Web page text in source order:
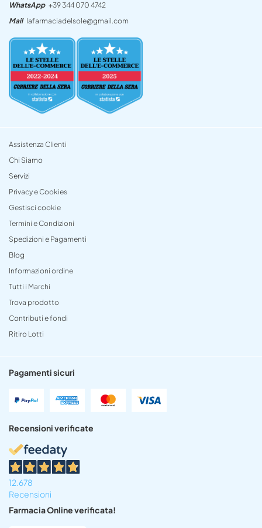
WhatsApp +39 344 070 4742
Mail lafarmaciadelsole@gmail.com
Assistenza Clienti
Chi Siamo
Servizi
Privacy e Cookies
Gestisci cookie
Termini e Condizioni
Spedizioni e Pagamenti
Blog
Informazioni ordine
Tutti i Marchi
Trova prodotto
Contributi e fondi
Ritiro Lotti
Pagamenti sicuri
Recensioni verificate
12.678
Recensioni
Farmacia Online verificata!